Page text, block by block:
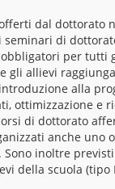
dal dottorato
di
per tutti
gli allievi
alla
ottimizzazione e
di dottorato
anche uno
inoltre
della scuola